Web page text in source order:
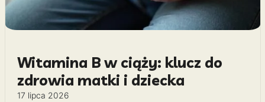
Witamina B w ciąży: klucz do
zdrowia matki i dziecka
17 lipca 2026